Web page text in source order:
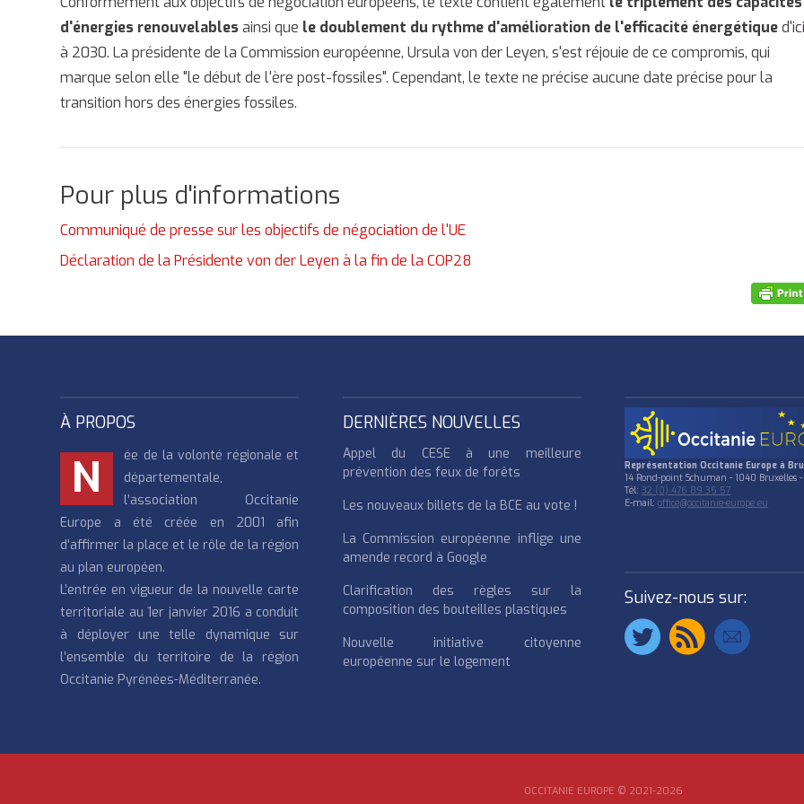
d'énergies renouvelables ainsi que le doublement du rythme d'amélioration de l'efficacité énergétique
à 2030. La présidente de la Commission européenne, Ursula von der Leyen, s'est réjouie de ce compromis, qui
marque selon elle "le début de l'ère post-fossiles". Cependant, le texte ne précise aucune date précise pour la
transition hors des énergies fossiles.
Pour plus d'informations
Communiqué de presse sur les objectifs de négociation de l'UE
Déclaration de la Présidente von der Leyen à la fin de la COP28
À PROPOS
N
ée de la volonté régionale et
départementale,
l’association Occitanie
Europe a été créée en 2001 afin
d’affirmer la place et le rôle de la région
au plan européen.
L’entrée en vigueur de la nouvelle carte
territoriale au 1er janvier 2016 a conduit
à déployer une telle dynamique sur
l’ensemble du territoire de la région
Occitanie Pyrénées-Méditerranée.
DERNIÈRES NOUVELLES
Appel du CESE à une meilleure
prévention des feux de forêts
Les nouveaux billets de la BCE au vote !
La Commission européenne inflige une
amende record à Google
Clarification des règles sur la
composition des bouteilles plastiques
Nouvelle initiative citoyenne
européenne sur le logement
Représentation Occitanie Europe à
14 Rond-point Schuman - 1040 Bruxelles
Tél:32 (0) 476 89 35 57
E-mail:office@occitanie-europe.eu
Suivez-nous sur:
OCCITANIE EUROPE © 2021-2026